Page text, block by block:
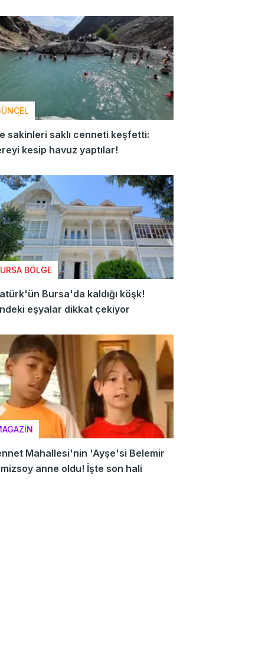
sakinleri saklı cenneti keşfetti:
kesip havuz yaptılar!
BÖLGE
Bursa'da kaldığı köşk!
eşyalar dikkat çekiyor
Mahallesi'nin 'Ayşe'si Belemir
anne oldu! İşte son hali